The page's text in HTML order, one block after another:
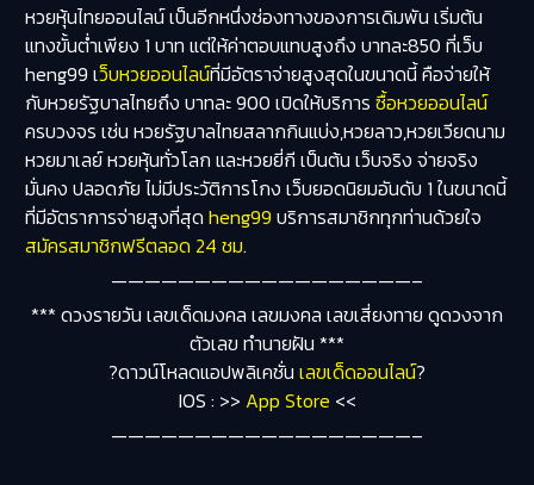
หวยหุ้นไทยออนไลน์ เป็นอีกหนึ่งช่องทางของการเดิมพัน เริ่มต้น
แทงขั้นต่ำเพียง 1 บาท แต่ให้ค่าตอบแทบสูงถึง บาทละ850 ที่เว็บ
heng99 เว็บหวยออนไลน์ที่มีอัตราจ่ายสูงสุดในขนาดนี้ คือจ่ายให้
กับหวยรัฐบาลไทยถึง บาทละ 900 เปิดให้บริการ ซื้อหวยออนไลน์
ครบวงจร เช่น หวยรัฐบาลไทยสลากกินแบ่ง,หวยลาว,หวยเวียดนาม
หวยมาเลย์ หวยหุ้นทั่วโลก และหวยยี่กี เป็นต้น เว็บจริง จ่ายจริง
มั่นคง ปลอดภัย ไม่มีประวัติการโกง เว็บยอดนิยมอันดับ 1 ในขนาดนี้
ที่มีอัตราการจ่ายสูงที่สุด heng99 บริการสมาชิกทุกท่านด้วยใจ
สมัครสมาชิกฟรีตลอด 24 ชม.
——————————————————–
*** ดวงรายวัน เลขเด็ดมงคล เลขมงคล เลขเสี่ยงทาย ดูดวงจาก
ตัวเลข ทำนายฝัน ***
?ดาวน์โหลดแอปพลิเคชั่น เลขเด็ดออนไลน์?
IOS : >> App Store <<
——————————————————–